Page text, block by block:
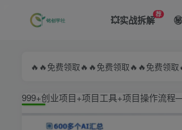
💥实战拆解荐
🔥🔥免费领取🔥🔥免费领取🔥🔥免费
999+创业项目+项目工具+项目操作流程